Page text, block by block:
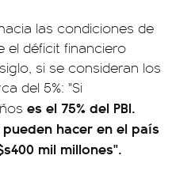
las condiciones de
el déficit financiero
si se consideran los
del 5%: "Si
es el 75% del PBI.
hacer en el país
mil millones".